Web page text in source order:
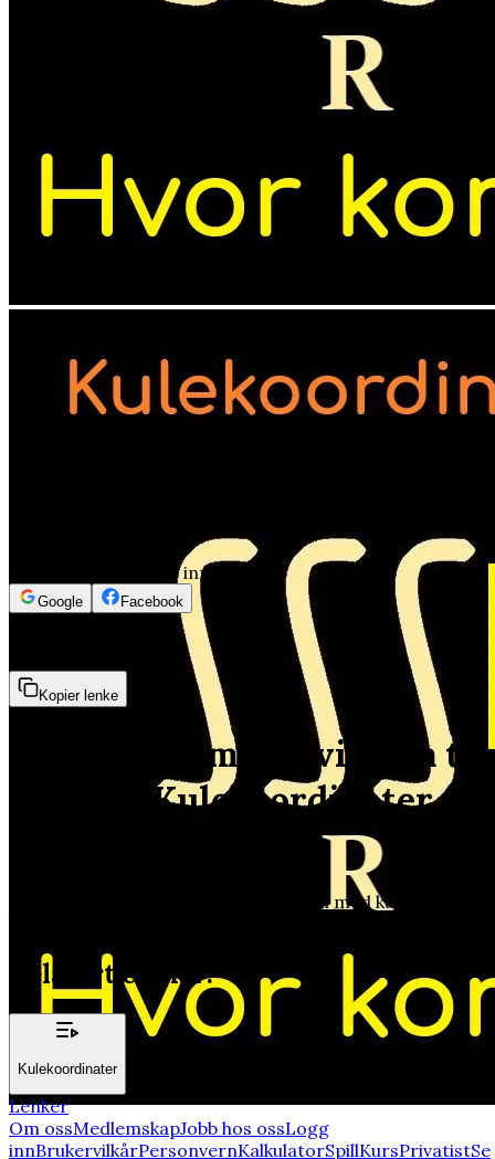
Logg inn for å se innholdet
Google Facebook
Kopier lenke
Hvordan kommer vi frem til
leddet - Kulekoordinater &
Jacobi variabelskifte - Trippel integral med kule
Relatert emner:
Kulekoordinater
Lenker
Om ossMedlemskapJobb hos ossLogg
innBrukervilkårPersonvernKalkulatorSpillKursPrivatistSe